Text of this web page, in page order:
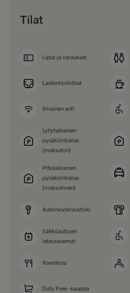
Tilat
Liput ja varaukset
Lastenhoitotilat
Ilmainen wifi
Lyhytaikainen
pysäköintialue
(maksuton)
Pitkäaikainen
pysäköintialue
(maksullinen)
Autonvuokraustiski
Sähköautojen
latausasemat
Ravintola
Duty Free -kauppa